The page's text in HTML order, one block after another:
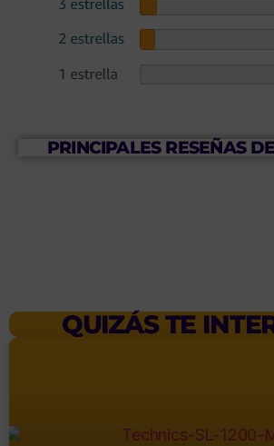
PRINCIPALES RESEÑAS
QUIZÁS TE